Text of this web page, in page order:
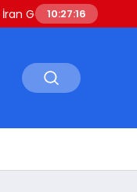
Düşürmek İçin
10:27:17